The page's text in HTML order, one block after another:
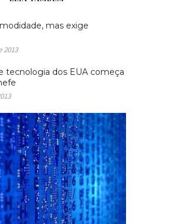
mas exige
2013
tecnologia dos EUA começa